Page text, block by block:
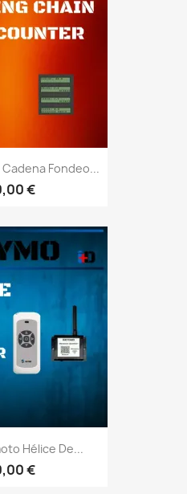
Fondeo...
€
Hélice De...
€